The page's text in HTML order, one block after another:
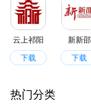
云上祁阳
下载
新新邵
下载
热门分类